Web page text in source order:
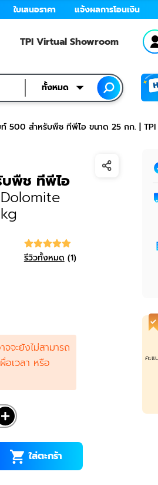
ใบเสนอราคา แจ้งผลการโอนเงิน
TPI Virtual Showroom
ทั้งหมด
ท์ 500 สำหรับพืช ทีพีไอ ขนาด 25 กก. |
บพืช ทีพีไอ
รีวิวทั้งหมด(1)
จะยังไม่สามารถ
อเวลา หรือ
ใส่ตะกร้า
คะแ